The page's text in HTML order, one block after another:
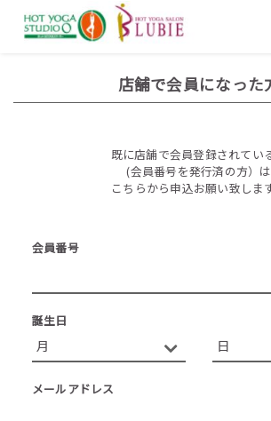
店舗で会員になった
既に店舗で会員登録されてい
(会員番号を発行済の方）は
こちらから申込お願い致します
会員番号
誕生日
メールアドレス